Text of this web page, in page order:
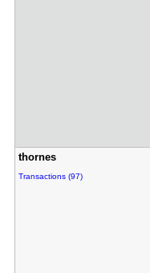
thornes
Transactions (97)